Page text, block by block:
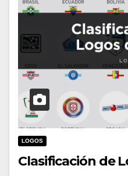
LOGOS
Clasificación de